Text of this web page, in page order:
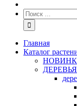
Главная
Каталог